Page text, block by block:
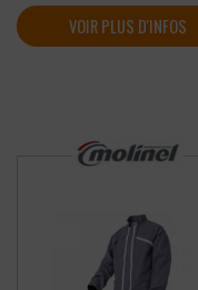
VOIR PLUS D'INFOS